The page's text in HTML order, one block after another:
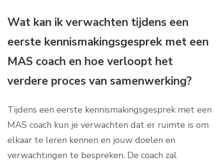
Wat kan ik verwachten tijdens een
eerste kennismakingsgesprek met een
MAS coach en hoe verloopt het
verdere proces van samenwerking?
Tijdens een eerste kennismakingsgesprek met een
MAS coach kun je verwachten dat er ruimte is om
elkaar te leren kennen en jouw doelen en
verwachtingen te bespreken. De coach zal